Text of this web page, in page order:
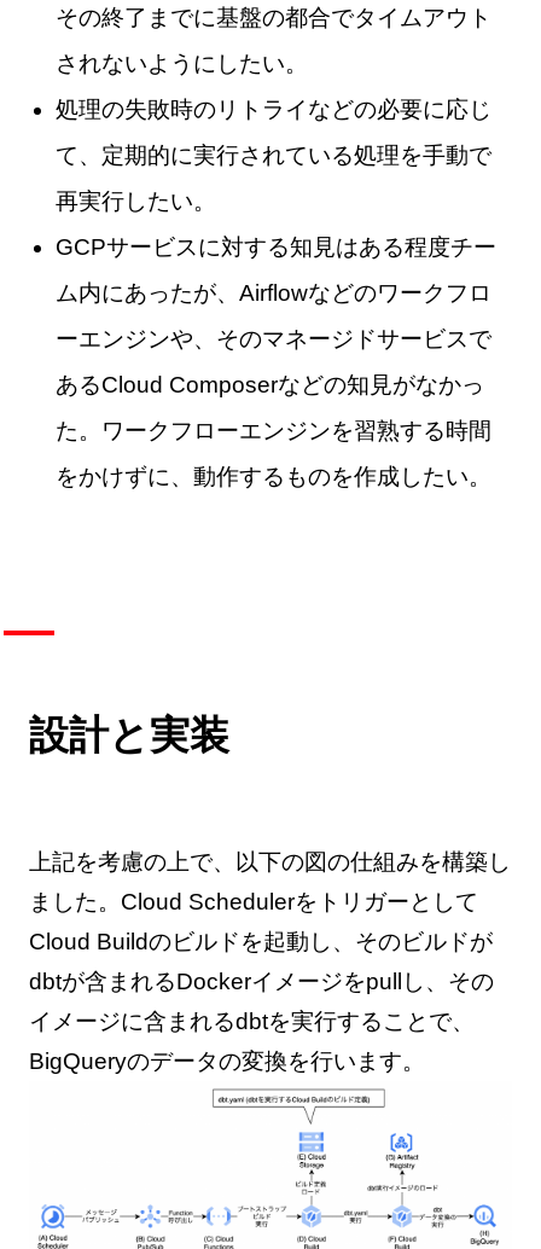
その終了までに基盤の都合でタイムアウト
されないようにしたい。
処理の失敗時のリトライなどの必要に応じ
て、定期的に実行されている処理を手動で
再実行したい。
GCPサービスに対する知見はある程度チー
ム内にあったが、Airflowなどのワークフロ
ーエンジンや、そのマネージドサービスで
あるCloud Composerなどの知見がなかっ
た。ワークフローエンジンを習熟する時間
をかけずに、動作するものを作成したい。
設計と実装
上記を考慮の上で、以下の図の仕組みを構築し
ました。Cloud Schedulerをトリガーとして
Cloud Buildのビルドを起動し、そのビルドが
dbtが含まれるDockerイメージをpullし、その
イメージに含まれるdbtを実行することで、
BigQueryのデータの変換を行います。